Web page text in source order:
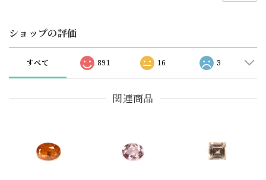
ショップの評価
すべて 891 16 3
関連商品